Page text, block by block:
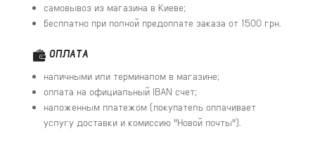
самовывоз из магазина в Киеве;
бесплатно при полной предоплате заказа от 1500 грн.
ОПЛАТА
наличными или терминалом в магазине;
оплата на официальный IBAN счет;
наложенным платежом (покупатель оплачивает
услугу доставки и комиссию "Новой почты").